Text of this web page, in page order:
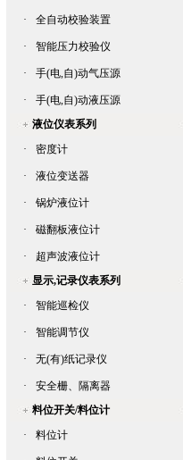
· 全自动校验装置
· 智能压力校验仪
· 手(电,自)动气压源
·
手(电,自)动液压源
液位仪表系列
·
密度计
· 液位变送器
· 锅炉液位计
· 磁翻板液位计
·
超声波液位计
显示,记录仪表系列
·
智能巡检仪
· 智能调节仪
· 无(有)纸记录仪
·
安全栅、隔离器
料位开关/料位计
·
料位计